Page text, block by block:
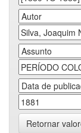
Retornar